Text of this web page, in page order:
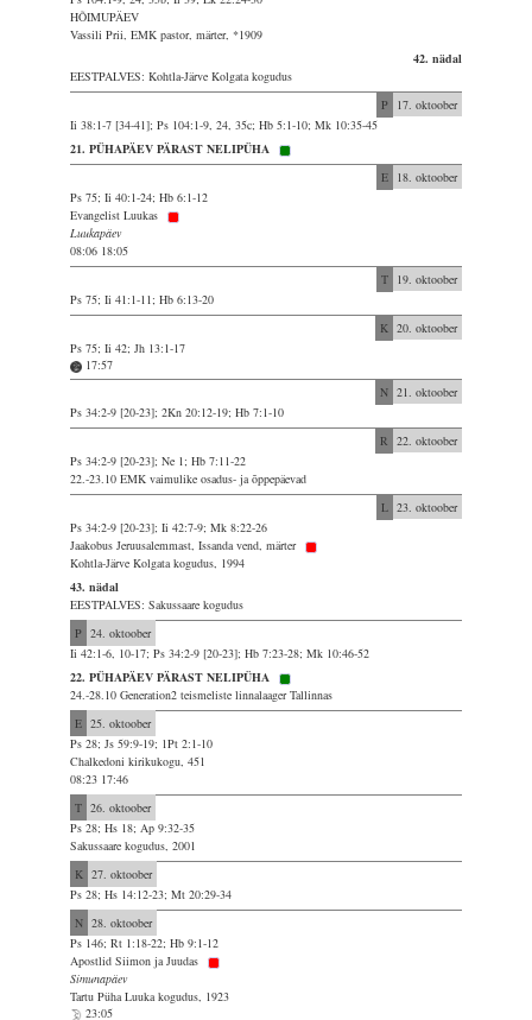
HÕIMUPÄEV
Vassili Prii, EMK pastor, märter, *1909
42. nädal
EESTPALVES: Kohtla-Järve Kolgata kogudus
P
17. oktoober
Ii 38:1-7 [34-41]; Ps 104:1-9, 24, 35c; Hb 5:1-10; Mk 10:35-45
21. PÜHAPÄEV PÄRAST NELIPÜHA
E 18. oktoober
Ps 75; Ii 40:1-24; Hb 6:1-12
Evangelist Luukas
Luukapäev
08:06 18:05
T 19. oktoober
Ps 75; Ii 41:1-11; Hb 6:13-20
K 20. oktoober
Ps 75; Ii 42; Jh 13:1-17
17:57
N 21. oktoober
Ps 34:2-9 [20-23]; 2Kn 20:12-19; Hb 7:1-10
R 22. oktoober
Ps 34:2-9 [20-23]; Ne 1; Hb 7:11-22
22.-23.10 EMK vaimulike osadus- ja õppepäevad
L 23. oktoober
Ps 34:2-9 [20-23]; Ii 42:7-9; Mk 8:22-26
Jaakobus Jeruusalemmast, Issanda vend, märter
Kohtla-Järve Kolgata kogudus, 1994
43. nädal
EESTPALVES: Sakussaare kogudus
P 24. oktoober
Ii 42:1-6, 10-17; Ps 34:2-9 [20-23]; Hb 7:23-28; Mk 10:46-52
22. PÜHAPÄEV PÄRAST NELIPÜHA
24.-28.10 Generation2 teismeliste linnalaager Tallinnas
E 25. oktoober
Ps 28; Js 59:9-19; 1Pt 2:1-10
Chalkedoni kirikukogu, 451
08:23 17:46
T 26. oktoober
Ps 28; Hs 18; Ap 9:32-35
Sakussaare kogudus, 2001
K 27. oktoober
Ps 28; Hs 14:12-23; Mt 20:29-34
N 28. oktoober
Ps 146; Rt 1:18-22; Hb 9:1-12
Apostlid Siimon ja Juudas
Simunapäev
Tartu Püha Luuka kogudus, 1923
23:05